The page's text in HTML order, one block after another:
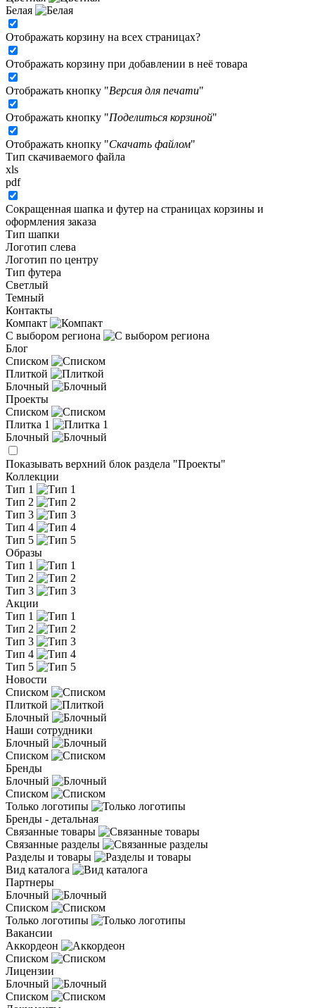
Белая
Отображать корзину на всех страницах?
Отображать корзину при добавлении в неё товара
Отображать кнопку "Версия для печати"
Отображать кнопку "Поделиться корзиной"
Отображать кнопку "Скачать файлом"
Тип скачиваемого файла
xls
pdf
Сокращенная шапка и футер на страницах корзины и
оформления заказа
Тип шапки
Логотип слева
Логотип по центру
Тип футера
Светлый
Темный
Контакты
Компакт
С выбором региона
Блог
Списком
Плиткой
Блочный
Проекты
Списком
Плитка 1
Блочный
Показывать верхний блок раздела "Проекты"
Коллекции
Тип 1
Тип 2
Тип 3
Тип 4
Тип 5
Образы
Тип 1
Тип 2
Тип 3
Акции
Тип 1
Тип 2
Тип 3
Тип 4
Тип 5
Новости
Списком
Плиткой
Блочный
Наши сотрудники
Блочный
Списком
Бренды
Блочный
Списком
Только логотипы
Бренды - детальная
Связанные товары
Связанные разделы
Разделы и товары
Вид каталога
Партнеры
Блочный
Списком
Только логотипы
Вакансии
Аккордеон
Списком
Лицензии
Блочный
Списком